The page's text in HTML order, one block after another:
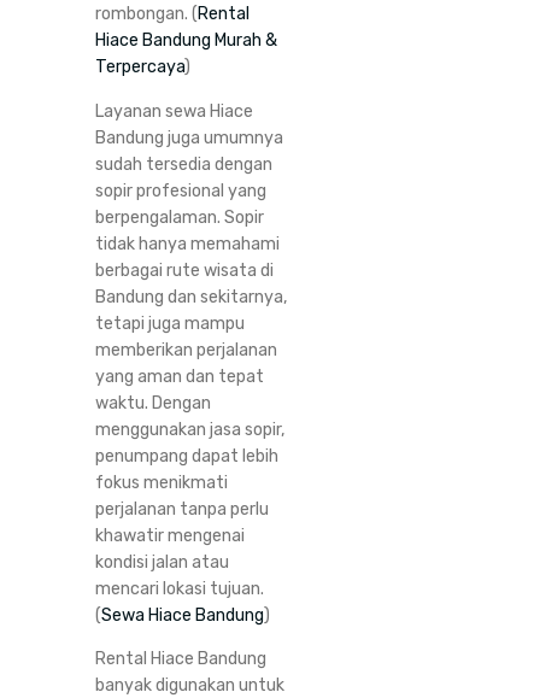
rombongan. (Rental
Hiace Bandung Murah &
Terpercaya)
Layanan sewa Hiace
Bandung juga umumnya
sudah tersedia dengan
sopir profesional yang
berpengalaman. Sopir
tidak hanya memahami
berbagai rute wisata di
Bandung dan sekitarnya,
tetapi juga mampu
memberikan perjalanan
yang aman dan tepat
waktu. Dengan
menggunakan jasa sopir,
penumpang dapat lebih
fokus menikmati
perjalanan tanpa perlu
khawatir mengenai
kondisi jalan atau
mencari lokasi tujuan.
(Sewa Hiace Bandung)
Rental Hiace Bandung
banyak digunakan untuk